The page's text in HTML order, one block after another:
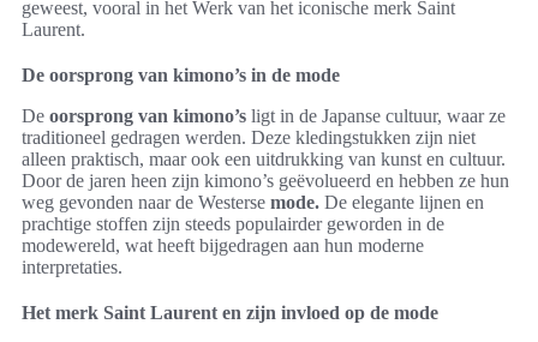
geweest, vooral in het Werk van het iconische merk Saint
Laurent.
De oorsprong van kimono’s in de mode
De oorsprong van kimono’s ligt in de Japanse cultuur, waar ze
traditioneel gedragen werden. Deze kledingstukken zijn niet
alleen praktisch, maar ook een uitdrukking van kunst en cultuur.
Door de jaren heen zijn kimono’s geëvolueerd en hebben ze hun
weg gevonden naar de Westerse mode. De elegante lijnen en
prachtige stoffen zijn steeds populairder geworden in de
modewereld, wat heeft bijgedragen aan hun moderne
interpretaties.
Het merk Saint Laurent en zijn invloed op de mode